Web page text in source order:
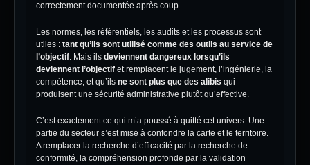
correctement documentée après coup.
Les normes, les référentiels, les audits et les processus sont
utiles : tant qu’ils sont utilisé comme des outils au service de
l’objectif. Mais ils deviennent dangereux lorsqu’ils
deviennent l’objectif et remplacent le jugement, l’ingénierie, la
compétence, et qu’ils ne sont plus que des alibis qui
produisent une sécurité administrative plutôt qu’effective.
C’est exactement ce qui m’a poussé à quitté cet univers. Une
partie du secteur s’est mise à confondre la carte et le territoire.
A remplacer la recherche d’efficacité par la recherche de
conformité, la compréhension profonde par la validation